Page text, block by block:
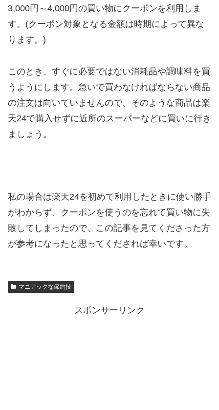
3,000円～4,000円の買い物にクーポンを利用しま
す。(クーポン対象となる金額は時期によって異な
ります。)
このとき、すぐに必要ではない消耗品や調味料を買
うようにします。急いで買わなければならない商品
の注文は向いていませんので、そのような商品は楽
天24で購入せずに近所のスーパーなどに買いに行き
ましょう。
私の場合は楽天24を初めて利用したときに使い勝手
がわからず、クーポンを使うのを忘れて買い物に失
敗してしまったので、この記事を見てくださった方
が参考になったと思ってくだされば幸いです。
マニアックな節約技
スポンサーリンク